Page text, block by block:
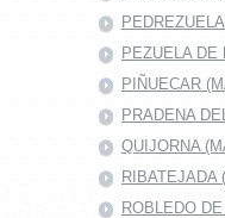
PEZUELA DE
PIÑUECAR
PRADENA
QUIJORNA
RIBATEJADA
ROBLEDO